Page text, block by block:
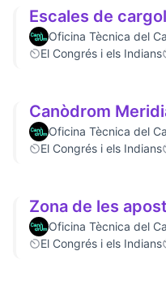
Escales de cargol
Oficina Tècnica del
El Congrés i els Indians
Canòdrom
Oficina Tècnica del
El Congrés i els Indians
Zona de les
Oficina Tècnica del
El Congrés i els Indians